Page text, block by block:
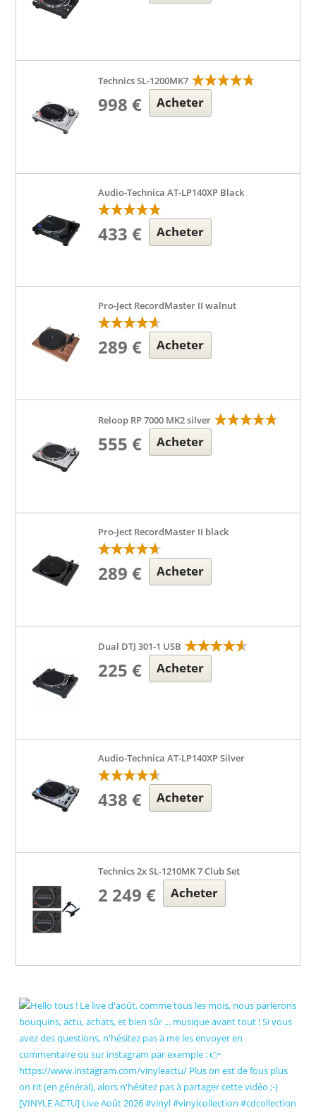
Technics SL-1200MK7
998 € Acheter
Audio-Technica AT-LP140XP Black
433 € Acheter
Pro-Ject RecordMaster II walnut
289 € Acheter
Reloop RP 7000 MK2 silver
555 € Acheter
Pro-Ject RecordMaster II black
289 € Acheter
Dual DTJ 301-1 USB
225 € Acheter
Audio-Technica AT-LP140XP Silver
438 € Acheter
Technics 2x SL-1210MK 7 Club Set
2 249 € Acheter
[VINYLE ACTU] Live Août 2026 #vinyl #vinylcollection #cdcollection